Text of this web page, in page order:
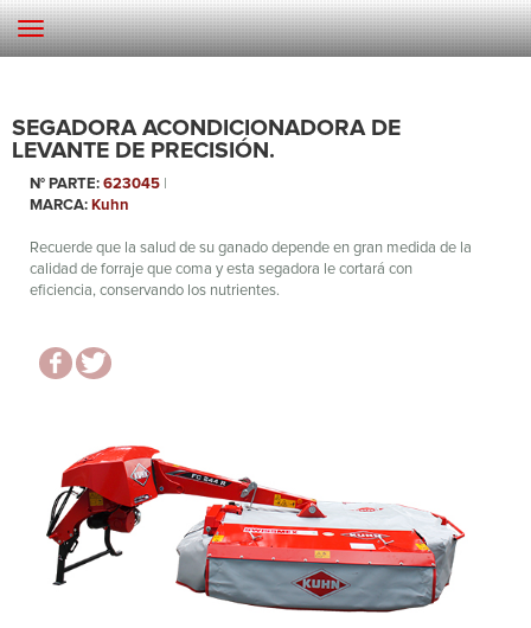
SEGADORA ACONDICIONADORA DE
LEVANTE DE PRECISIÓN.
N° PARTE: 623045
MARCA: Kuhn
Recuerde que la salud de su ganado depende en gran medida de la
calidad de forraje que coma y esta segadora le cortará con
eficiencia, conservando los nutrientes.